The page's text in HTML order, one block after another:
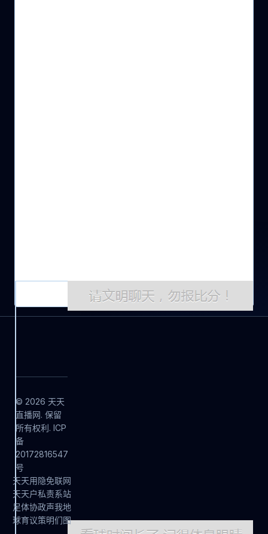
© 2026 天天
直播网. 保留
所有权利. ICP
备
20172816547
号
天
天
足
球
天
天
体
育
用
户
协
议
隐
私
政
策
免
责
声
明
联
系
我
们
网
站
地
图